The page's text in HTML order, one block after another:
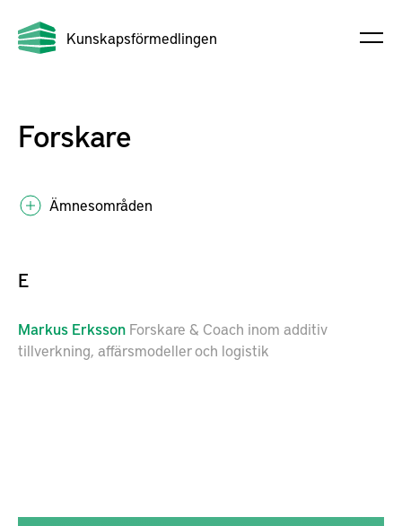
Kunskapsförmedlingen
Forskare
Ämnesområden
E
Markus Erksson Forskare & Coach inom additiv
tillverkning, affärsmodeller och logistik